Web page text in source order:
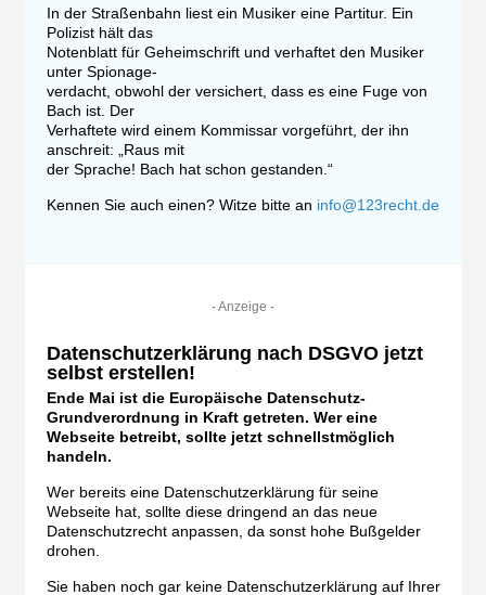
In der Straßenbahn liest ein Musiker eine Partitur. Ein
Polizist hält das
Notenblatt für Geheimschrift und verhaftet den Musiker
unter Spionage-
verdacht, obwohl der versichert, dass es eine Fuge von
Bach ist. Der
Verhaftete wird einem Kommissar vorgeführt, der ihn
anschreit: „Raus mit
der Sprache! Bach hat schon gestanden.“
Kennen Sie auch einen? Witze bitte an info@123recht.de
- Anzeige -
Datenschutzerklärung nach DSGVO jetzt
selbst erstellen!
Ende Mai ist die Europäische Datenschutz-
Grundverordnung in Kraft getreten. Wer eine
Webseite betreibt, sollte jetzt schnellstmöglich
handeln.
Wer bereits eine Datenschutzerklärung für seine
Webseite hat, sollte diese dringend an das neue
Datenschutzrecht anpassen, da sonst hohe Bußgelder
drohen.
Sie haben noch gar keine Datenschutzerklärung auf Ihrer